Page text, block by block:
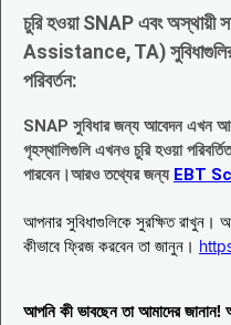
চুরি হওয়া SNAP এবং
Assistance, TA) সুবিধাগুলির
পরিবর্তন:
SNAP সুবিধার জন্য আবেদন এখন
গৃহস্থালিগুলি এখনও চুরি হওয়া
পারবেন।আরও তথ্যের জন্য EBT
আপনার সুবিধাগুলিকে সুরক্ষিত রাখুন।
কীভাবে ফ্রিজ করবেন তা জানুন।
আপনি কী ভাবছেন তা আমাদের জানান!